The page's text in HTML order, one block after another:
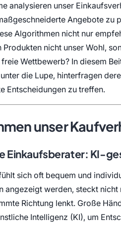
analysieren unser
Angebote zu
Algorithmen nicht nur
nicht unser Wohl,
Wettbewerb? In diesem
die Lupe, hinterfragen
Entscheidungen zu treffen.
unser
Einkaufsberater: KI-
sich oft bequem und
angezeigt werden, steckt
Richtung lenkt. Große
Intelligenz (KI), um